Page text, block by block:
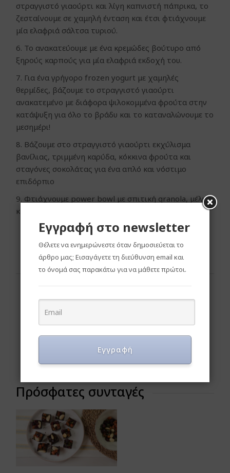
στραγγιστό γιαούρτι και λίγη καπνιστή πάπρικα, το
ζεσταίνουμε σε χαμηλή ένταση και έτσι φτιάχνουμε
μία ελαφριά σάλτσα τυριού.
6. Το ανακατεύουμε με ένα κρεμώδες βούτυρο από
ξηρούς καρπούς για μία ελαφριά εκδοχή του.
7. Για ένα γρήγορο frozen yogurt με χαμηλές
θερμίδες, βάζουμε το στραγγιστό γιαούρτι
ανακατεμένο με διάφορα ψιλοκομμένα φρούτα στην
κατάψυξη για όλο το βράδυ και το καταναλώνουμε το
μεσημέρι!
8. Βάζουμε στο στραγγιστό γιαούρτι εκχύλισμα
βανίλιας, τριμμένη καρύδα, κόκκινα φρούτα και
σταγόνες σοκολάτας για ένα απλό και νόστιμο
επιδόρπιο
9. Φτιάχνουμε power bowl με σπιτική granola, μέλι
και φρέσκα φρούτα
Πρόσφατες συνταγές
Εγγραφή στο newsletter
Θέλετε να ενημερώνεστε όταν δημοσιεύεται το
άρθρο μας; Εισαγάγετε τη διεύθυνση email και
το όνομά σας παρακάτω για να μάθετε πρώτοι.
Εγγραφή